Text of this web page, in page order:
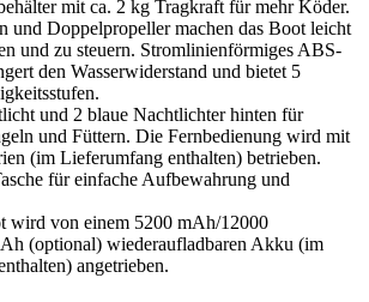
mit ca. 2 kg Tragkraft für mehr Köder.
und Doppelpropeller machen das Boot leicht
und zu steuern. Stromlinienförmiges ABS-
den Wasserwiderstand und bietet 5
und 2 blaue Nachtlichter hinten für
und Füttern. Die Fernbedienung wird mit
(im Lieferumfang enthalten) betrieben.
für einfache Aufbewahrung und
wird von einem 5200 mAh/12000
(optional) wiederaufladbaren Akku (im
angetrieben.